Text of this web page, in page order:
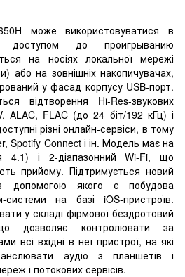
може використовуватися в
до проигрыванию
на носіях локальної мережі
або на зовнішніх накопичувачах,
у фасад корпусу USB-порт.
відтворення Hi-Res-звукових
ALAC, FLAC (до 24 біт/192 кГц) і
різні онлайн-сервіси, в тому
Spotify Connect і ін. Модель має на
4.1) і 2-діапазонний Wi-Fi, що
прийому. Підтримується новий
допомогою якого є побудова
системи на базі iOS-пристроїв.
у складі фірмової бездротовий
дозволяє контролювати за
всі вхідні в неї пристрої, на які
аудіо з планшетів і
і потокових сервісів.